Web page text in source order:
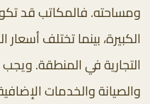
ومساحته. فالمكاتب قد
الكبيرة، بينما تختلف
التجارية في المنطقة.
والصيانة والخدمات